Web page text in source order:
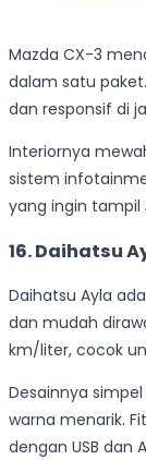
Mazda CX-3
dalam satu
dan responsif di
Interiornya
sistem
yang ingin tampil
16. Daihatsu
Daihatsu Ayla
dan mudah
km/liter, cocok
Desainnya
warna menarik.
dengan USB dan